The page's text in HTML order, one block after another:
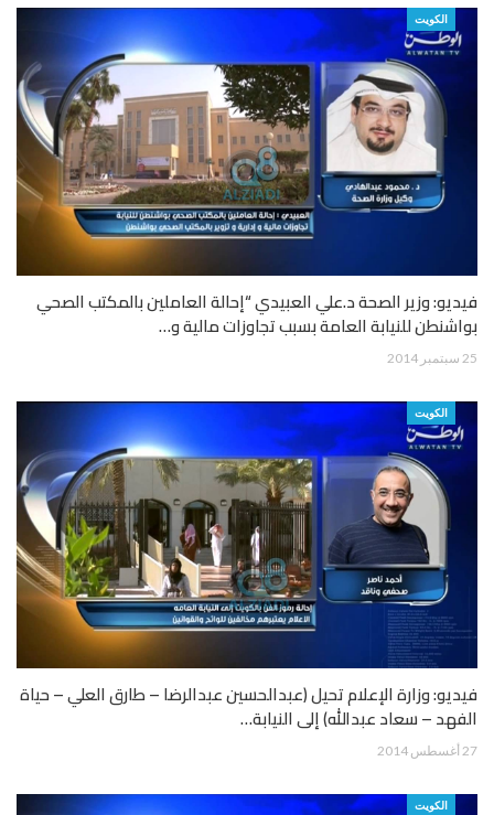
الكويت
فيديو: وزير الصحة د.علي العبيدي “إحالة العاملين بالمكتب الصحي
بواشنطن للنيابة العامة بسبب تجاوزات مالية و…
25 سبتمبر 2014
الكويت
فيديو: وزارة الإعلام تحيل (عبدالحسين عبدالرضا – طارق العلي – حياة
الفهد – سعاد عبدالله) إلى النيابة…
27 أغسطس 2014
الكويت